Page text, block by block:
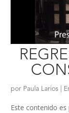
por Paula Larios
Este contenido